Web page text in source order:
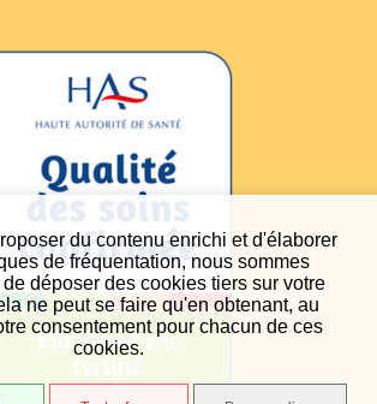
du contenu enrichi et d'élaborer
de fréquentation, nous sommes
déposer des cookies tiers sur votre
ne peut se faire qu'en obtenant, au
consentement pour chacun de ces
cookies.